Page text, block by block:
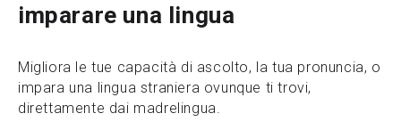
imparare una lingua
Migliora le tue capacità di ascolto, la tua pronuncia, o
impara una lingua straniera ovunque ti trovi,
direttamente dai madrelingua.